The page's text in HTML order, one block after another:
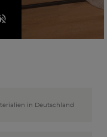
in Deutschland